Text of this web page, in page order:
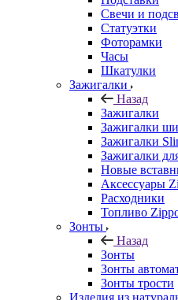
Свечи и
Статуэтки
Фоторамки
Часы
Шкатулки
Зажигалки
Назад
Зажигалки
Зажигалки
Зажигалки
Зажигалки
Новые
Аксессуары
Расходники
Топливо
Зонты
Назад
Зонты
Зонты
Зонты трости
Изделия из